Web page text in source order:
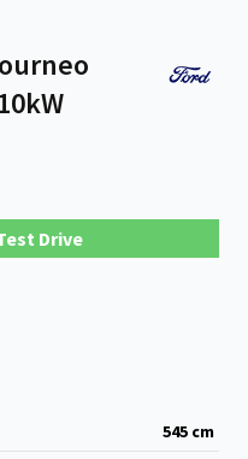
Drive
545 cm